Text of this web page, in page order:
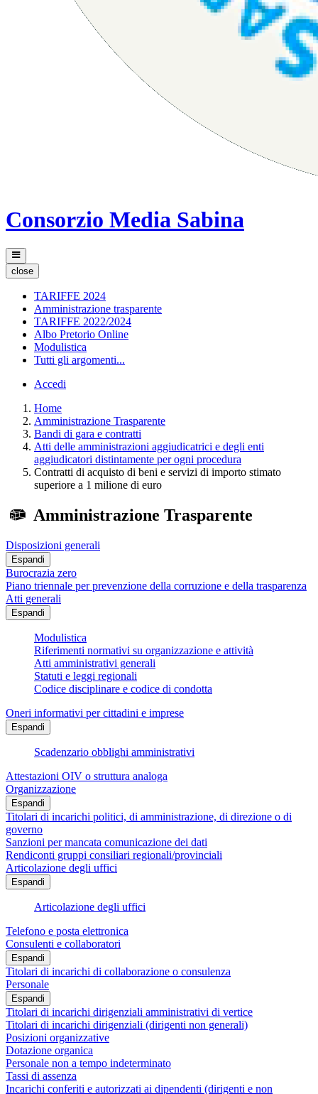
Consorzio Media Sabina
close
TARIFFE 2024
Amministrazione trasparente
TARIFFE 2022/2024
Albo Pretorio Online
Modulistica
Tutti gli argomenti...
Accedi
Home
Amministrazione Trasparente
Bandi di gara e contratti
Atti delle amministrazioni aggiudicatrici e degli enti
aggiudicatori distintamente per ogni procedura
Contratti di acquisto di beni e servizi di importo stimato
superiore a 1 milione di euro
Amministrazione Trasparente
Disposizioni generali
Espandi
Burocrazia zero
Piano triennale per prevenzione della corruzione e della trasparenza
Atti generali
Espandi
Modulistica
Riferimenti normativi su organizzazione e attività
Atti amministrativi generali
Statuti e leggi regionali
Codice disciplinare e codice di condotta
Oneri informativi per cittadini e imprese
Espandi
Scadenzario obblighi amministrativi
Attestazioni OIV o struttura analoga
Organizzazione
Espandi
Titolari di incarichi politici, di amministrazione, di direzione o di
governo
Sanzioni per mancata comunicazione dei dati
Rendiconti gruppi consiliari regionali/provinciali
Articolazione degli uffici
Espandi
Articolazione degli uffici
Telefono e posta elettronica
Consulenti e collaboratori
Espandi
Titolari di incarichi di collaborazione o consulenza
Personale
Espandi
Titolari di incarichi dirigenziali amministrativi di vertice
Titolari di incarichi dirigenziali (dirigenti non generali)
Posizioni organizzative
Dotazione organica
Personale non a tempo indeterminato
Tassi di assenza
Incarichi conferiti e autorizzati ai dipendenti (dirigenti e non